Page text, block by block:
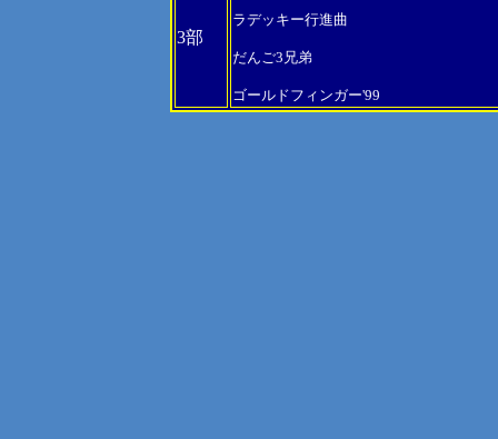
3部
ラデッキー行進曲
だんご3兄弟
ゴールドフィンガー'99